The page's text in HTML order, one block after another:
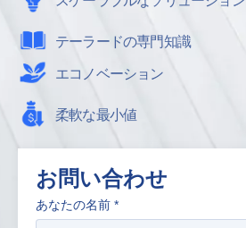
テーラードの専門知識
エコノベーション
柔軟な最小値
お問い合わせ
あなたの名前 *